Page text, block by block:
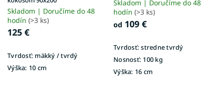
Skladom | Doručíme do 48
hodín (>3 ks)
125 €
Tvrdosť: mäkký / tvrdý
Výška: 10 cm
Skladom | Doručíme do 48
hodín (>3 ks)
od 109 €
Tvrdosť: stredne tvrdý
Nosnosť: 100 kg
Výška: 16 cm